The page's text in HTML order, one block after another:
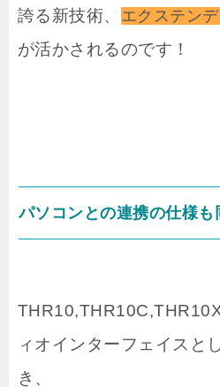
誇る新技術、 エクステン
が活かされるのです！
パソコンとの連携の仕様も
ィオインターフェイスと
き、